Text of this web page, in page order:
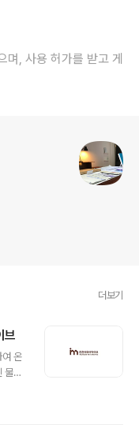
며, 사용 허가를 받고 게
더보기
이브
여 온
물리
며